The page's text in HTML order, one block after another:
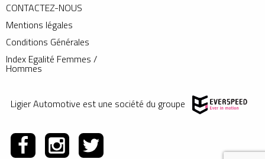
CONTACTEZ-NOUS
Mentions légales
Conditions Générales
Index Egalité Femmes /
Hommes
Ligier Automotive est une société du groupe